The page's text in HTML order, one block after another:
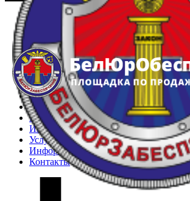
Главная
Арестованное имущество
Реестр несостоявшихся торгов
Реестр переоценок
Частное имущество
Государственное имущество
Интернет-магазин
Интернет-витрина
Услуги
Информация
Контакты